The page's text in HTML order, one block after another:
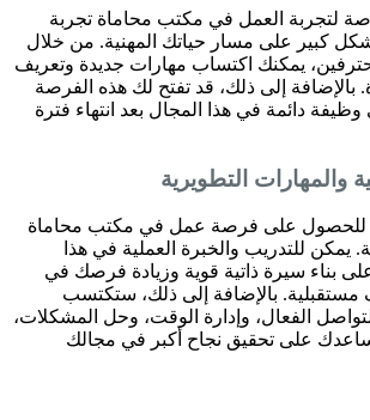
لتجربة العمل في مكتب محاماة تجربة
كبير على مسار حياتك المهنية. من خلال
يمكنك اكتساب مهارات جديدة وتعريف
بالإضافة إلى ذلك، قد تفتح لك هذه الفرصة
دائمة في هذا المجال بعد انتهاء فترة
والمهارات التطويرية
للحصول على فرصة عمل في مكتب محاماة
يمكن للتدريب والخبرة العملية في هذا
بناء سيرة ذاتية قوية وزيادة فرصك في
بالإضافة إلى ذلك، ستكتسب
الفعال، وإدارة الوقت، وحل المشكلات،
على تحقيق نجاح أكبر في مجالك